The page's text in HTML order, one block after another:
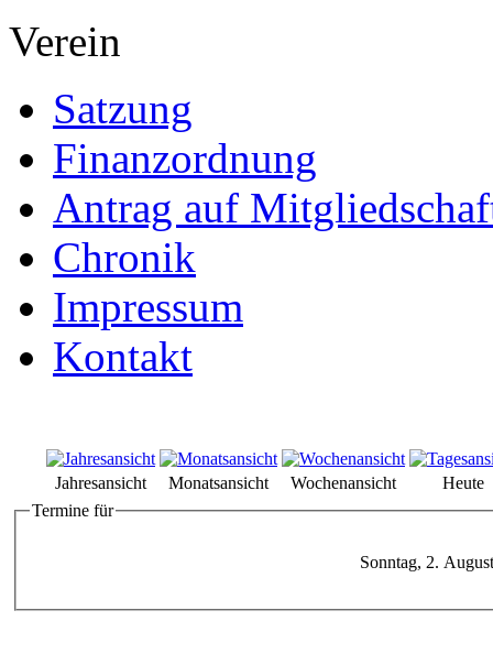
Verein
Satzung
Finanzordnung
Antrag auf
Chronik
Impressum
Kontakt
Jahresansicht Monatsansicht Wochenansicht
Heute
Termine für
Sonntag, 2.